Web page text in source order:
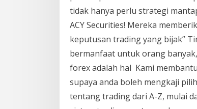
tidak hanya perlu strategi
ACY Securities! Mereka
keputusan trading yang bijak”
bermanfaat untuk orang
forex adalah hal Kami
supaya anda boleh mengkaji
tentang trading dari A-Z, mulai